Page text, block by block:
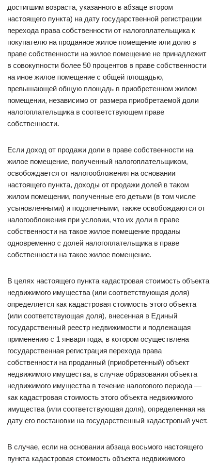
достигшим возраста, указанного в абзаце втором
настоящего пункта) на дату государственной регистрации
перехода права собственности от налогоплательщика к
покупателю на проданное жилое помещение или долю в
праве собственности на жилое помещение не принадлежит
в совокупности более 50 процентов в праве собственности
на иное жилое помещение с общей площадью,
превышающей общую площадь в приобретенном жилом
помещении, независимо от размера приобретаемой доли
налогоплательщика в соответствующем праве
собственности.
Если доход от продажи доли в праве собственности на
жилое помещение, полученный налогоплательщиком,
освобождается от налогообложения на основании
настоящего пункта, доходы от продажи долей в таком
жилом помещении, полученные его детьми (в том числе
усыновленными) и подопечными, также освобождаются от
налогообложения при условии, что их доли в праве
собственности на такое жилое помещение проданы
одновременно с долей налогоплательщика в праве
собственности на такое жилое помещение.
В целях настоящего пункта кадастровая стоимость объекта
недвижимого имущества (или соответствующая доля)
определяется как кадастровая стоимость этого объекта
(или соответствующая доля), внесенная в Единый
государственный реестр недвижимости и подлежащая
применению с 1 января года, в котором осуществлена
государственная регистрация перехода права
собственности на проданный (приобретенный) объект
недвижимого имущества, в случае образования объекта
недвижимого имущества в течение налогового периода —
как кадастровая стоимость этого объекта недвижимого
имущества (или соответствующая доля), определенная на
дату его постановки на государственный кадастровый учет.
В случае, если на основании абзаца восьмого настоящего
пункта кадастровая стоимость объекта недвижимого